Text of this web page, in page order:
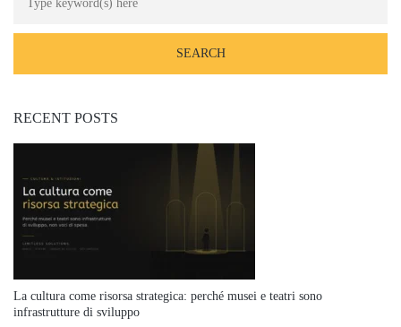
RECENT POSTS
La cultura come risorsa strategica: perché musei e teatri sono
infrastrutture di sviluppo